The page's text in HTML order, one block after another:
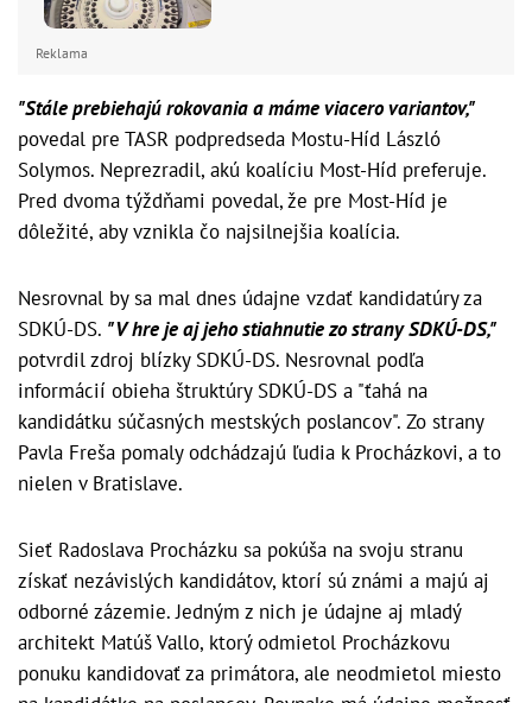
Reklama
"Stále prebiehajú rokovania a máme viacero variantov,"
povedal pre TASR podpredseda Mostu-Híd László
Solymos. Neprezradil, akú koalíciu Most-Híd preferuje.
Pred dvoma týždňami povedal, že pre Most-Híd je
dôležité, aby vznikla čo najsilnejšia koalícia.
Nesrovnal by sa mal dnes údajne vzdať kandidatúry za
SDKÚ-DS. "V hre je aj jeho stiahnutie zo strany SDKÚ-DS,"
potvrdil zdroj blízky SDKÚ-DS. Nesrovnal podľa
informácií obieha štruktúry SDKÚ-DS a "ťahá na
kandidátku súčasných mestských poslancov". Zo strany
Pavla Freša pomaly odchádzajú ľudia k Procházkovi, a to
nielen v Bratislave.
Sieť Radoslava Procházku sa pokúša na svoju stranu
získať nezávislých kandidátov, ktorí sú známi a majú aj
odborné zázemie. Jedným z nich je údajne aj mladý
architekt Matúš Vallo, ktorý odmietol Procházkovu
ponuku kandidovať za primátora, ale neodmietol miesto